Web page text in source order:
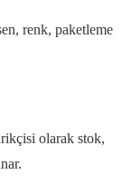
renk, paketleme
olarak stok,